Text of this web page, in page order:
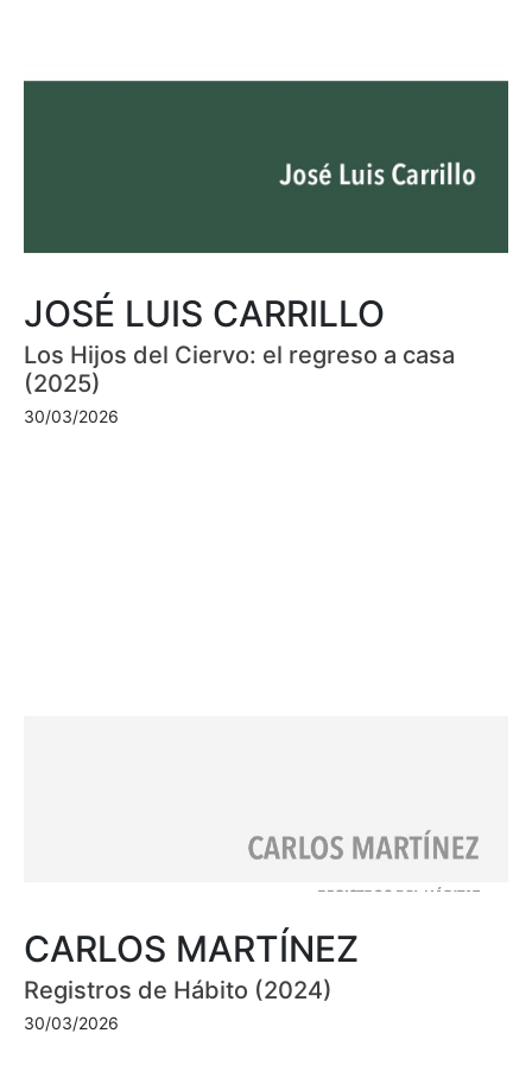
JOSÉ LUIS CARRILLO
Los Hijos del Ciervo: el regreso a casa
(2025)
30/03/2026
CARLOS MARTÍNEZ
Registros de Hábito (2024)
30/03/2026